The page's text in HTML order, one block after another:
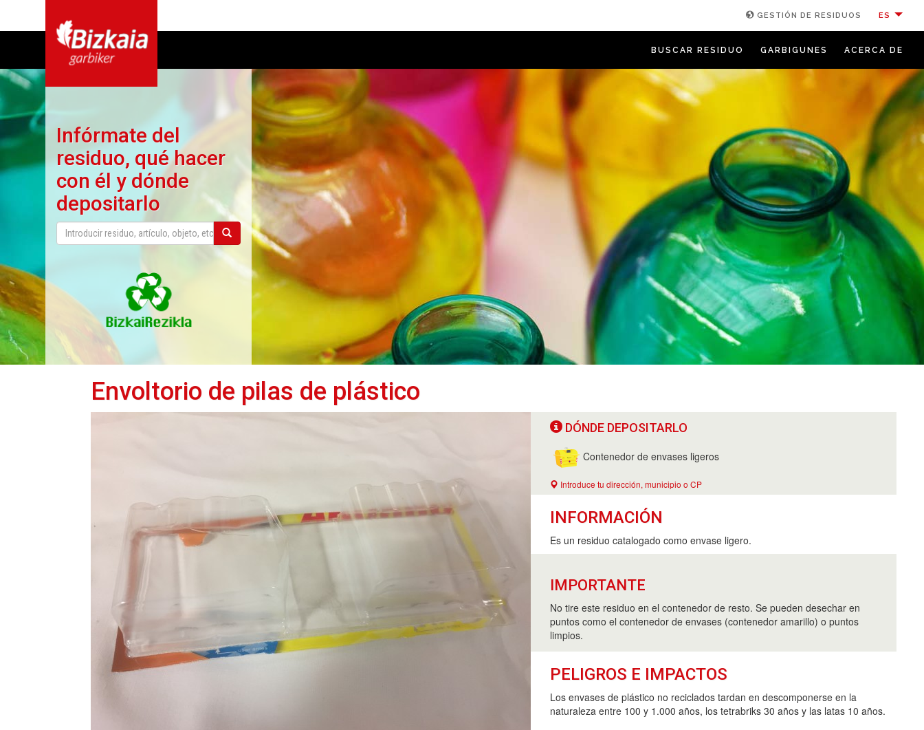
GESTIÓN DE RESIDUOS ES
BUSCAR RESIDUO GARBIGUNES ACERCA DE
Infórmate del
residuo, qué hacer
con él y dónde
depositarlo
Envoltorio de pilas de plástico
DÓNDE DEPOSITARLO
Contenedor de envases ligeros
Introduce tu dirección, municipio o CP
INFORMACIÓN
Es un residuo catalogado como envase ligero.
IMPORTANTE
No tire este residuo en el contenedor de resto. Se pueden desechar en
puntos como el contenedor de envases (contenedor amarillo) o puntos
limpios.
PELIGROS E IMPACTOS
Los envases de plástico no reciclados tardan en descomponerse en la
naturaleza entre 100 y 1.000 años, los tetrabriks 30 años y las latas 10 años.